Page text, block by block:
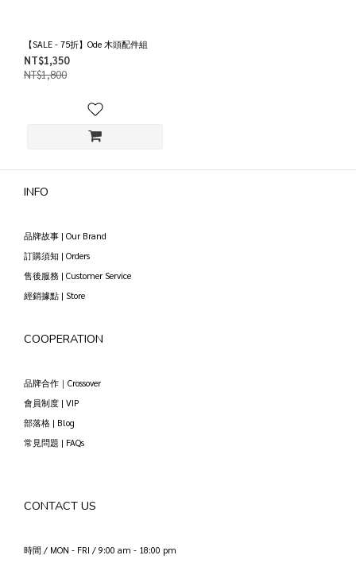
【SALE - 75折】Ode 木頭配件組
NT$1,350
NT$1,800
INFO
品牌故事 | Our Brand
訂購須知 | Orders
售後服務 | Customer Service
經銷據點 | Store
COOPERATION
品牌合作｜Crossover
會員制度 | VIP
部落格 | Blog
常見問題 | FAQs
CONTACT US
時間 / MON - FRI / 9:00 am - 18:00 pm